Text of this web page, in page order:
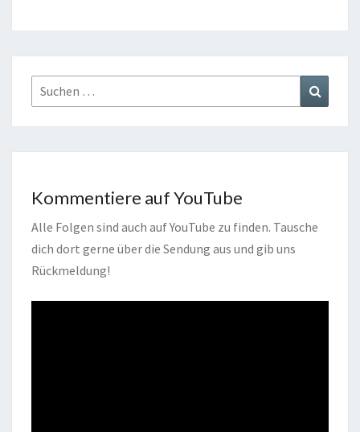
Suchen
nach:
Kommentiere auf YouTube
Alle Folgen sind auch auf YouTube zu finden. Tausche
dich dort gerne über die Sendung aus und gib uns
Rückmeldung!